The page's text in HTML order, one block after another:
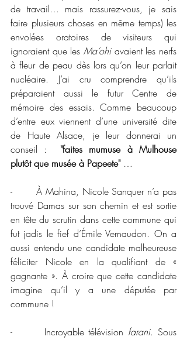
de travail… mais rassurez-vous, je sais
faire plusieurs choses en même temps) les
envolées oratoires de visiteurs qui
ignoraient que les Ma’ohi avaient les nerfs
à fleur de peau dès lors qu’on leur parlait
nucléaire. J’ai cru comprendre qu’ils
préparaient aussi le futur Centre de
mémoire des essais. Comme beaucoup
d’entre eux viennent d’une université dite
de Haute Alsace, je leur donnerai un
conseil :
"faites mumuse à Mulhouse
plutôt que musée à Papeete" …
-       À Mahina, Nicole Sanquer n’a pas
trouvé Damas sur son chemin et est sortie
en tête du scrutin dans cette commune qui
fut jadis le fief d’Émile Vernaudon. On a
aussi entendu une candidate malheureuse
féliciter Nicole en la qualifiant de «
gagnante ». À croire que cette candidate
imagine qu’il y a une députée par
commune !
-       Incroyable télévision farani. Sous